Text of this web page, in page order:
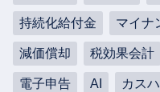
持続化給付金 マイナ
減価償却 税効果会計
電子申告 AI カス